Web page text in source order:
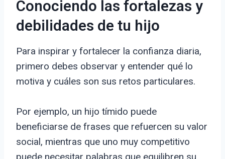
Conociendo las fortalezas y
debilidades de tu hijo
Para inspirar y fortalecer la confianza diaria,
primero debes observar y entender qué lo
motiva y cuáles son sus retos particulares.
Por ejemplo, un hijo tímido puede
beneficiarse de frases que refuercen su valor
social, mientras que uno muy competitivo